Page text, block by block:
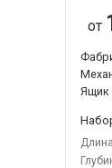
от
Ящик